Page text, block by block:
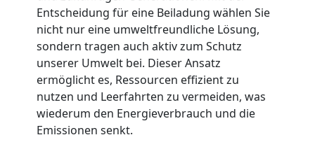
Entscheidung für eine Beiladung wählen Sie
nicht nur eine umweltfreundliche Lösung,
sondern tragen auch aktiv zum Schutz
unserer Umwelt bei. Dieser Ansatz
ermöglicht es, Ressourcen effizient zu
nutzen und Leerfahrten zu vermeiden, was
wiederum den Energieverbrauch und die
Emissionen senkt.
Privatumzug
Feldkirch
Tresortransport